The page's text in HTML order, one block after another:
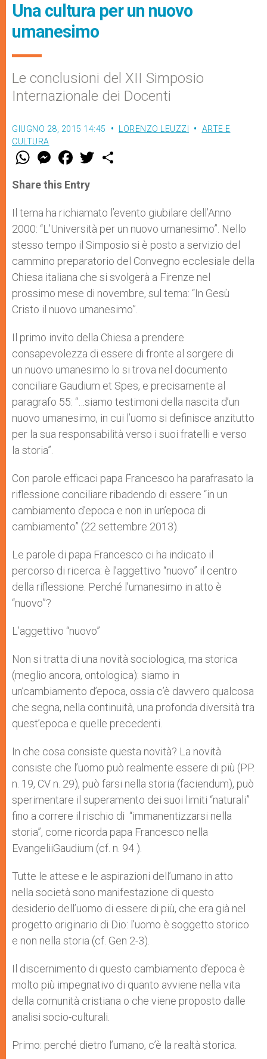
Una cultura per un nuovo
umanesimo
Le conclusioni del XII Simposio
Internazionale dei Docenti
GIUGNO 28, 2015 14:45 LORENZO LEUZZI
ARTE E
CULTURA
W
t
s
p
p
M
e
s
e
g
e
r
F
a
e
b
o
k
w
r
Share this Entry
Il tema ha richiamato l’evento giubilare dell’Anno
2000: “L’Università per un nuovo umanesimo”. Nello
stesso tempo il Simposio si è posto a servizio del
cammino preparatorio del Convegno ecclesiale della
Chiesa italiana che si svolgerà a Firenze nel
prossimo mese di novembre, sul tema: “In Gesù
Cristo il nuovo umanesimo”.
Il primo invito della Chiesa a prendere
consapevolezza di essere di fronte al sorgere di
un nuovo umanesimo lo si trova nel documento
conciliare Gaudium et Spes, e precisamente al
paragrafo 55: “…siamo testimoni della nascita d’un
nuovo umanesimo, in cui l’uomo si definisce anzitutto
per la sua responsabilità verso i suoi fratelli e verso
la storia”.
Con parole efficaci papa Francesco ha parafrasato la
riflessione conciliare ribadendo di essere “in un
cambiamento d’epoca e non in un’epoca di
cambiamento” (22 settembre 2013).
Le parole di papa Francesco ci ha indicato il
percorso di ricerca: è l’aggettivo “nuovo” il centro
della riflessione. Perché l’umanesimo in atto è
“nuovo”?
L’aggettivo “nuovo”
Non si tratta di una novità sociologica, ma storica
(meglio ancora, ontologica): siamo in
un’cambiamento d’epoca, ossia c’è davvero qualcosa
che segna, nella continuità, una profonda diversità tra
quest’epoca e quelle precedenti.
In che cosa consiste questa novità? La novità
consiste che l’uomo può realmente essere di più (PP.
n. 19, CV n. 29), può farsi nella storia (faciendum), può
sperimentare il superamento dei suoi limiti “naturali”
fino a correre il rischio di “immanentizzarsi nella
storia”, come ricorda papa Francesco nella
EvangeliiGaudium (cf. n. 94 ).
Tutte le attese e le aspirazioni dell’umano in atto
nella società sono manifestazione di questo
desiderio dell’uomo di essere di più, che era già nel
progetto originario di Dio: l’uomo è soggetto storico
e non nella storia (cf. Gen 2-3).
Il discernimento di questo cambiamento d’epoca è
molto più impegnativo di quanto avviene nella vita
della comunità cristiana o che viene proposto dalle
analisi socio-culturali.
Primo: perché dietro l’umano, c’è la realtà storica.